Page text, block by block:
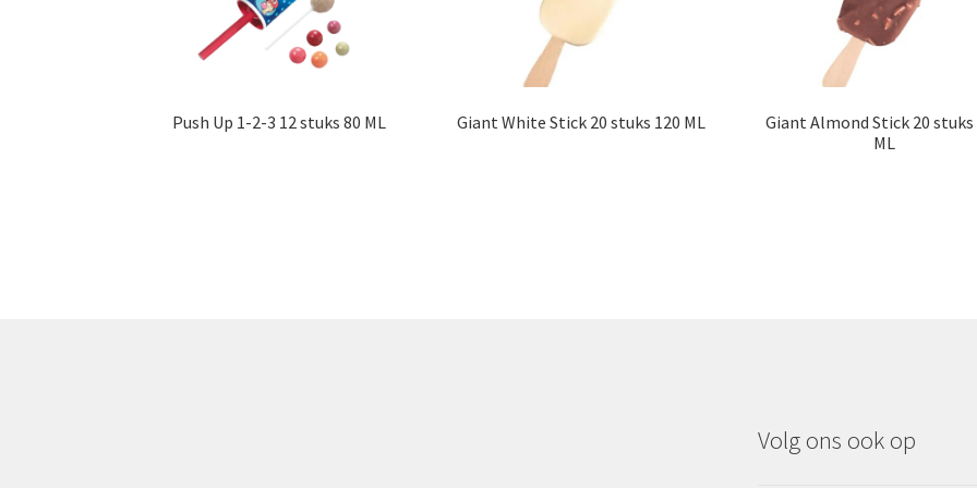
Push Up 1-2-3 12 stuks 80 ML Giant White Stick 20 stuks 120 ML
Giant Almond Stick 20 stuks
ML
Volg ons ook op